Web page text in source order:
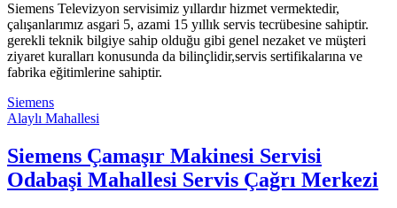
Siemens Televizyon servisimiz yıllardır hizmet vermektedir,
çalışanlarımız asgari 5, azami 15 yıllık servis tecrübesine sahiptir.
gerekli teknik bilgiye sahip olduğu gibi genel nezaket ve müşteri
ziyaret kuralları konusunda da bilinçlidir,servis sertifikalarına ve
fabrika eğitimlerine sahiptir.
Siemens
Alaylı Mahallesi
Siemens Çamaşır Makinesi Servisi
Odabaşi Mahallesi Servis Çağrı Merkezi